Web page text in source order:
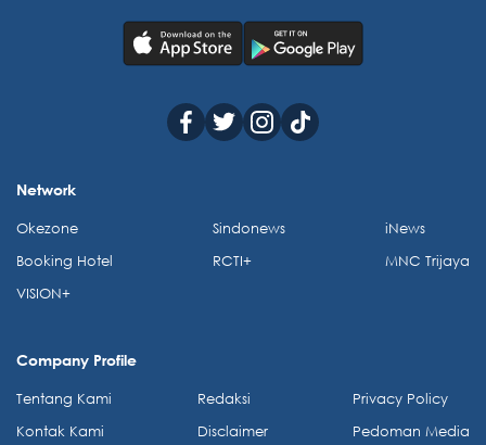
Network
Okezone
Booking Hotel
VISION+
Sindonews
RCTI+
iNews
MNC Trijaya
Company Profile
Tentang Kami
Kontak Kami
Redaksi
Disclaimer
Privacy Policy
Pedoman Media